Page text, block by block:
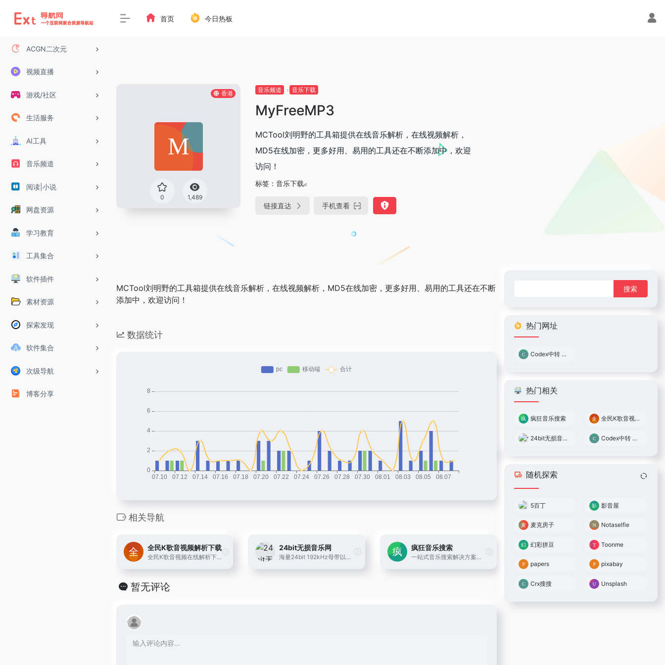
ACGN二次元
视频直播
游戏/社区
生活服务
AI工具
音乐频道
阅读|小说
网盘资源
学习教育
工具集合
软件插件
素材资源
探索发现
软件集合
次级导航
博客分享
首页 今日热板
香港
0 1,489
音乐频道 音乐下载
MyFreeMP3
MCTool刘明野的工具箱提供在线音乐解析，在线视频解析，
MD5在线加密，更多好用、易用的工具还在不断添加中，欢迎
访问！
标签： 音乐下载
链接直达 手机查看
MCTool刘明野的工具箱提供在线音乐解析，在线视频解析，MD5在线加密，更多好用、易用的工具还在不断
添加中，欢迎访问！
数据统计
相关导航
全民K歌音视频解析下载
全民K歌音视频在线解析下载工具支持解析全民K歌APP、网站里的所有视频和歌曲,可以方便快捷的将自己或者好友录制的歌曲、MV、短视频导出保存到电脑或手机相册。一个简单免费的K歌音视频下载助手。
24bit无损音乐网
海量24bit 192kHz母带以及24bit 96kHz母带音乐下载，海量母带级别音质无损下载，无需网盘直接直链在线下载。
疯狂音乐搜索
一站式音乐搜索解决方案，可搜索试听下载网易云音乐、QQ音乐、酷狗音乐、酷我音乐、虾米音乐、百度音乐、一听音乐、咪咕音乐、荔枝FM、蜻蜓FM、喜马拉雅FM、全民K歌、5sing原创翻唱音乐。
暂无评论
热门网址
Codex中转 0.05倍率
热门相关
疯狂音乐搜索 全民K歌音视频解析下载
24bit无损音乐网 Codex中转 0.05倍率
随机探索
5百丁 影音屋
麦克房子 Notaselfie
幻彩拼豆 Toonme
papers pixabay
Crx搜搜 Unsplash